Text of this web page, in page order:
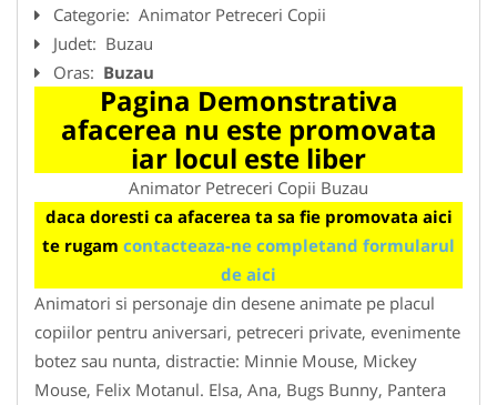
Categorie: Animator Petreceri Copii
Judet: Buzau
Oras: Buzau
Pagina Demonstrativa
afacerea nu este promovata
iar locul este liber
Animator Petreceri Copii Buzau
daca doresti ca afacerea ta sa fie promovata aici
te rugam contacteaza-ne completand formularul
de aici
Animatori si personaje din desene animate pe placul
copiilor pentru aniversari, petreceri private, evenimente
botez sau nunta, distractie: Minnie Mouse, Mickey
Mouse, Felix Motanul. Elsa, Ana, Bugs Bunny, Pantera